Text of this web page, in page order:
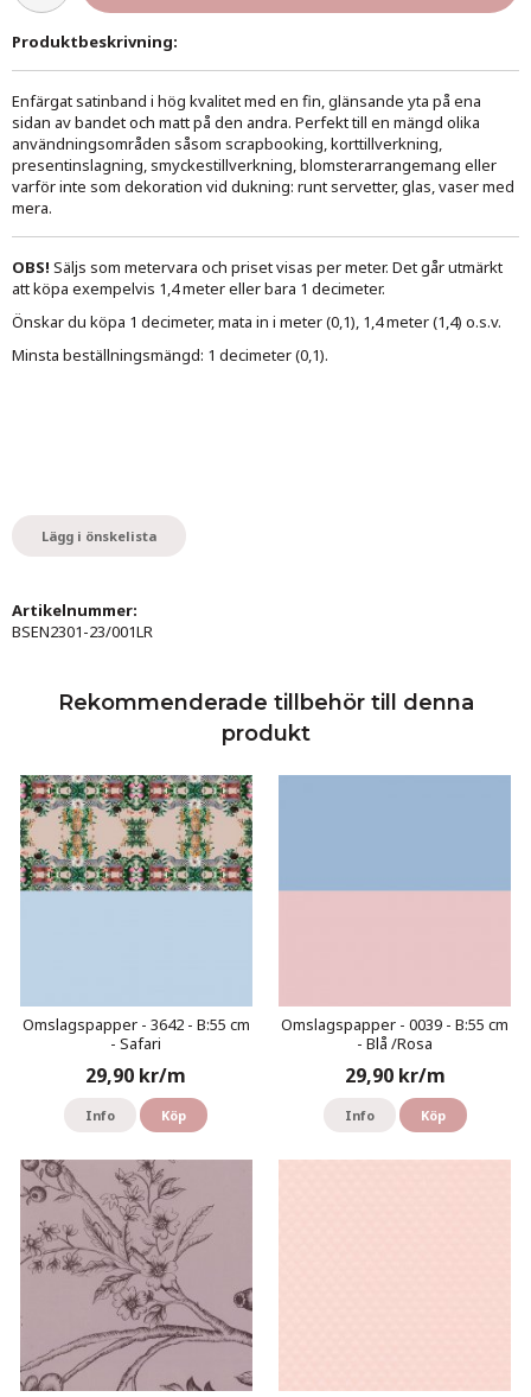
Produktbeskrivning:
Enfärgat satinband i hög kvalitet med en fin, glänsande yta på ena
sidan av bandet och matt på den andra. Perfekt till en mängd olika
användningsområden såsom scrapbooking, korttillverkning,
presentinslagning, smyckestillverkning, blomsterarrangemang eller
varför inte som dekoration vid dukning: runt servetter, glas, vaser med
mera.
OBS! Säljs som metervara och priset visas per meter. Det går utmärkt
att köpa exempelvis 1,4 meter eller bara 1 decimeter.
Önskar du köpa 1 decimeter, mata in i meter (0,1), 1,4 meter (1,4) o.s.v.
Minsta beställningsmängd: 1 decimeter (0,1).
Lägg i önskelista
Artikelnummer:
BSEN2301-23/001LR
Rekommenderade tillbehör till denna
produkt
Omslagspapper - 3642 - B:55 cm
- Safari
29,90 kr/m
Info Köp
Omslagspapper - 0039 - B:55 cm
- Blå /Rosa
29,90 kr/m
Info Köp